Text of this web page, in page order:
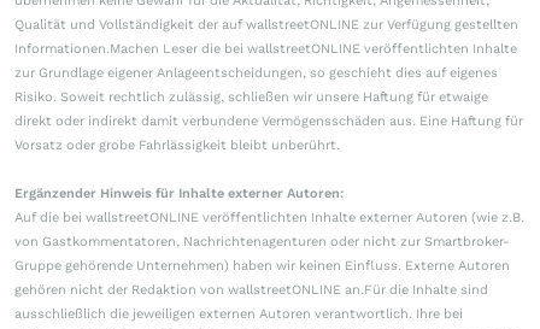
Qualität und Vollständigkeit der auf wallstreetONLINE zur Verfügung gestellten
Informationen.Machen Leser die bei wallstreetONLINE veröffentlichten Inhalte
zur Grundlage eigener Anlageentscheidungen, so geschieht dies auf eigenes
Risiko. Soweit rechtlich zulässig, schließen wir unsere Haftung für etwaige
direkt oder indirekt damit verbundene Vermögensschäden aus. Eine Haftung für
Vorsatz oder grobe Fahrlässigkeit bleibt unberührt.
Ergänzender Hinweis für Inhalte externer Autoren:
Auf die bei wallstreetONLINE veröffentlichten Inhalte externer Autoren (wie z.B.
von Gastkommentatoren, Nachrichtenagenturen oder nicht zur Smartbroker-
Gruppe gehörende Unternehmen) haben wir keinen Einfluss. Externe Autoren
gehören nicht der Redaktion von wallstreetONLINE an.Für die Inhalte sind
ausschließlich die jeweiligen externen Autoren verantwortlich. Ihre bei